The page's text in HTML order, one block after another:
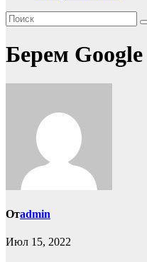
Берем
Отadmin
Июл 15, 2022